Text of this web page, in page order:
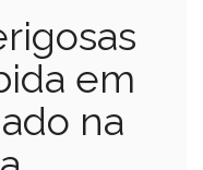
em
na